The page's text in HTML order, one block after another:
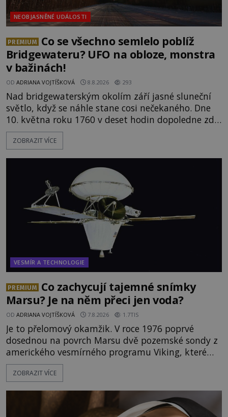
NEOBJASNĚNÉ UDÁLOSTI
PREMIUM
Co se všechno semlelo poblíž
Bridgewateru? UFO na obloze, monstra
v bažinách!
OD ADRIANA VOJTÍŠKOVÁ 8.8.2026 293
Nad bridgewaterským okolím září jasné sluneční
světlo, když se náhle stane cosi nečekaného. Dne
10. května roku 1760 v deset hodin dopoledne zde
dojde k vůbec prvnímu historicky doloženému
přeletu UFO. Podle záznamů vyzařuje takové
jen o nějaký optický klam, nebo se zde skutečně
právě vznáší mimozemská loď
ZOBRAZIT VÍCE
VESMÍR A TECHNOLOGIE
PREMIUM
Co zachycují tajemné snímky
Marsu? Je na něm přeci jen voda?
OD ADRIANA VOJTÍŠKOVÁ 7.8.2026 1.7TIS
Je to přelomový okamžik. V roce 1976 poprvé
dosednou na povrch Marsu dvě pozemské sondy z
amerického vesmírného programu Viking, které
jsou schopny pořídit fotografie záhadami
opředené rudé planety. Viking 1 zde zaznamená
zvané Cydonie totiž zachytí podivný útvar
připomínající lidskou tvář. NASA (Národní úřad
ZOBRAZIT VÍCE